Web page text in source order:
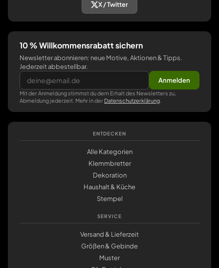
X / Twitter
10 % Willkommensrabatt sichern
Newsletter abonnieren: neue Motive, Aktionen & Tipps.
Jederzeit abbestellbar.
Anmelden
Mit der Anmeldung stimmst du dem Erhalt des Newsletters zu,
Abmeldung jederzeit. Mehr in der Datenschutzerklärung
ENTDECKEN
Alle Kategorien
Klemmbretter
Dekoration
Haushalt & Küche
Stempel
SERVICE
Versand & Lieferzeit
Größen & Gebinde
Muster